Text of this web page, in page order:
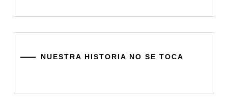
NUESTRA HISTORIA NO SE TOCA